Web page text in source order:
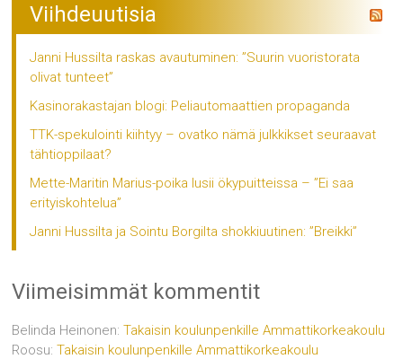
Viihdeuutisia
Janni Hussilta raskas avautuminen: ”Suurin vuoristorata
olivat tunteet”
Kasinorakastajan blogi: Peliautomaattien propaganda
TTK-spekulointi kiihtyy – ovatko nämä julkkikset seuraavat
tähtioppilaat?
Mette-Maritin Marius-poika lusii ökypuitteissa – ”Ei saa
erityiskohtelua”
Janni Hussilta ja Sointu Borgilta shokkiuutinen: ”Breikki”
Viimeisimmät kommentit
Belinda Heinonen:Takaisin koulunpenkille Ammattikorkeakoulu
Roosu:Takaisin koulunpenkille Ammattikorkeakoulu